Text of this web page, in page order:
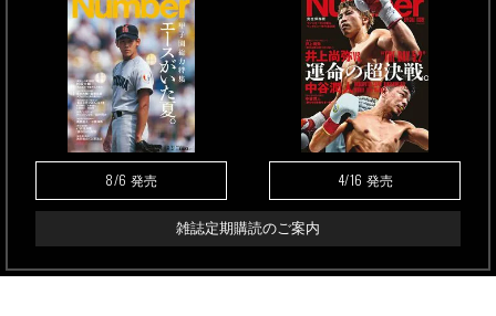
8/6 発売 4/16 発売
雑誌定期購読のご案内